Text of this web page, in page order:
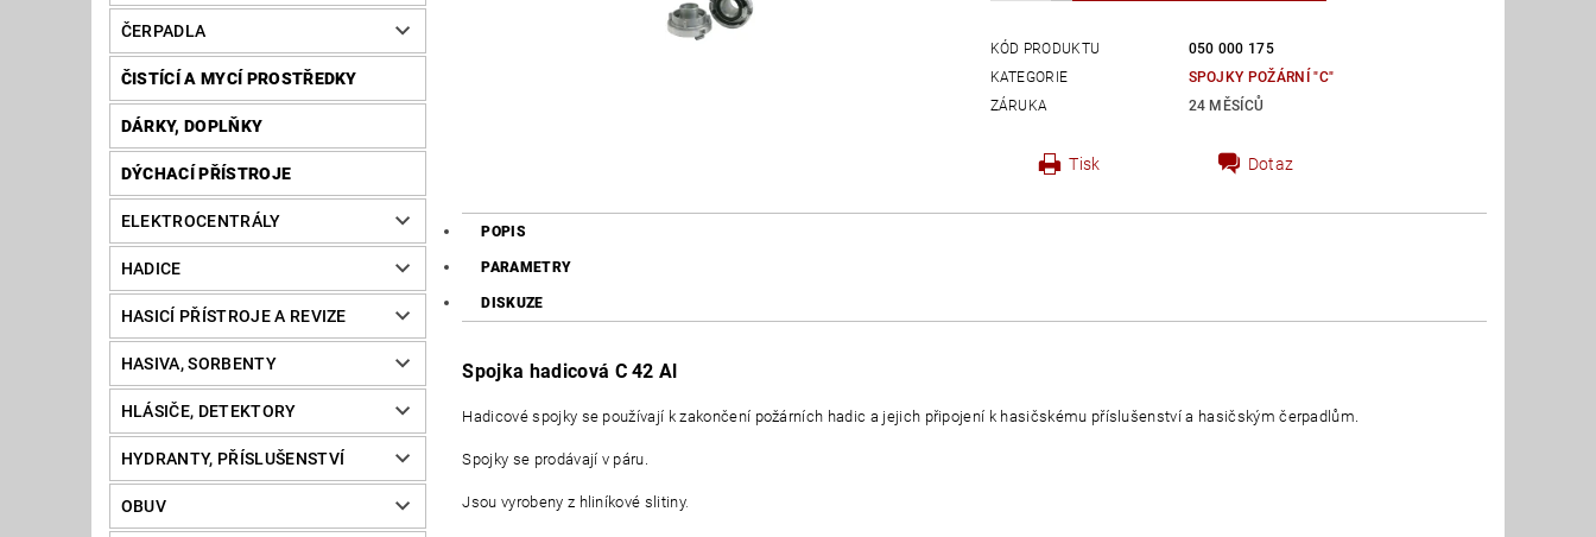
ČERPADLA
ČISTÍCÍ A MYCÍ PROSTŘEDKY
DÁRKY, DOPLŇKY
DÝCHACÍ PŘÍSTROJE
ELEKTROCENTRÁLY
HADICE
HASICÍ PŘÍSTROJE A REVIZE
HASIVA, SORBENTY
HLÁSIČE, DETEKTORY
HYDRANTY, PŘÍSLUŠENSTVÍ
OBUV
KÓD PRODUKTU
050 000 175
KATEGORIE
SPOJKY POŽÁRNÍ "C"
ZÁRUKA
24 MĚSÍCŮ
Tisk Dotaz
POPIS
PARAMETRY
DISKUZE
Spojka hadicová C 42 Al
Hadicové spojky se používají k zakončení požárních hadic a jejich připojení k hasičskému příslušenství a hasičským čerpadlům.
Spojky se prodávají v páru.
Jsou vyrobeny z hliníkové slitiny.